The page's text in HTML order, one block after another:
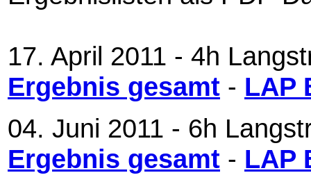
17. April 2011 - 4h
Ergebnis gesamt - LAP
04. Juni 2011 - 6h
Ergebnis gesamt - LAP